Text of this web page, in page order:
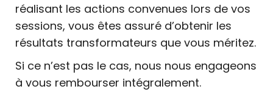
réalisant les actions convenues lors de vos
sessions, vous êtes assuré d’obtenir les
résultats transformateurs que vous méritez.
Si ce n’est pas le cas, nous nous engageons
à vous rembourser intégralement.